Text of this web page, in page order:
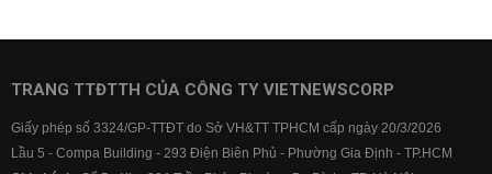
Lãi suất ngân hàng BIDV
Lãi suất ngân hàng Vietcombank
TRANG TTĐTTH CỦA CÔNG TY VIETNEWSCORP
Giấy phép số 3324/GP-TTĐT do Sở VH&TT TPHCM cấp ngày 20/3/2026
Lầu 5 - Compa Building - 293 Điện Biên Phủ - Phường Gia Định - TP.HCM